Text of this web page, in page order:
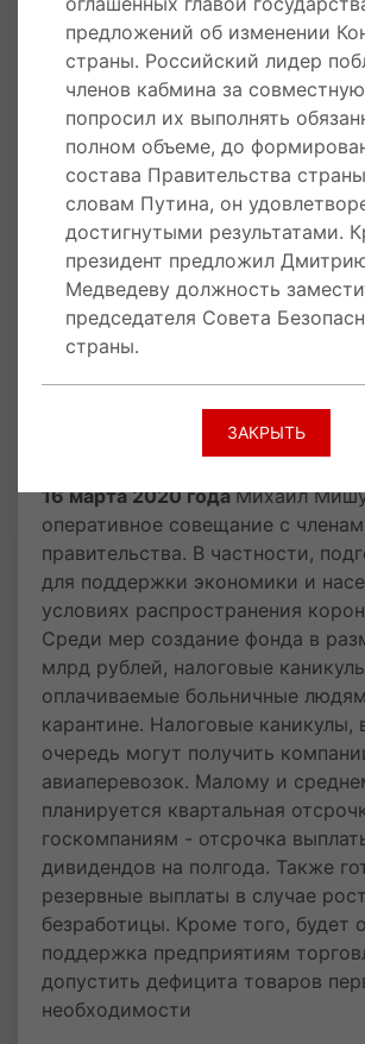
несмотря на потенциально
риска ситуация в целом
контролем, теперь надо работать
опережение. В свою очередь,
Татьяна Голикова отметила, что
распространение удалось за счёт
превентивных мер, которые
январе. Также, президент
медицинских работников в
и предложил разработать для
дополнительной поддержки.
государства сообщил, что
возможности продажи
препаратов дистанционно. При
документе говорится и о
повысить ответственность за
16 марта 2020 годаМихаил
оперативное совещание с
правительства. В частности,
для поддержки экономики и
условиях распространения
Среди мер создание фонда в
млрд рублей, налоговые
оплачиваемые больничные
карантине. Налоговые каникулы,
очередь могут получить
авиаперевозок. Малому и
планируется квартальная
госкомпаниям - отсрочка
дивидендов на полгода. Также
резервные выплаты в случае
безработицы. Кроме того, будет
поддержка предприятиям
допустить дефицита товаров
необходимости
предложений об изменении
страны. Российский лидер
членов кабмина за
попросил их выполнять
полном объеме, до
состава Правительства
словам Путина, он
достигнутыми результатами.
президент предложил
Медведеву должность
председателя Совета
страны.
ЗАКРЫТЬ